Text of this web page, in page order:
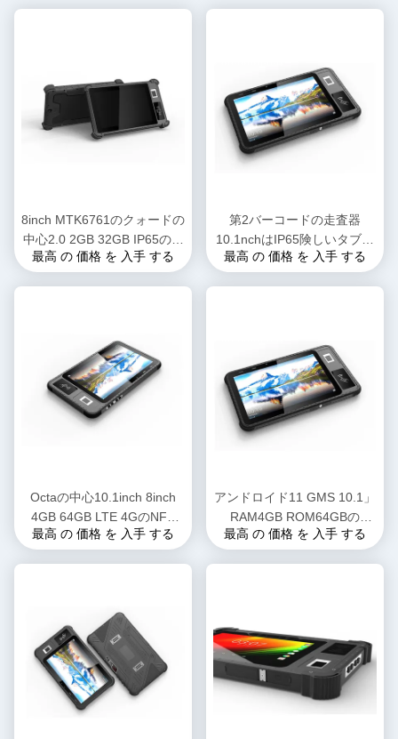
8inch MTK6761のクォードの
中心2.0 2GB 32GB IP65の防
水険しいタブレットのPC
最高 の 価格 を 入手 する
第2バーコードの走査器
10.1nchはIP65険しいタブレ
ットのPCのOctaの中心
最高 の 価格 を 入手 する
Octaの中心10.1inch 8inch
4GB 64GB LTE 4GのNFC
RFIDの読者が付いている険
最高 の 価格 を 入手 する
アンドロイド11 GMS 10.1」
RAM4GB ROM64GBの
Biomtricの指紋が付いている
最高 の 価格 を 入手 する